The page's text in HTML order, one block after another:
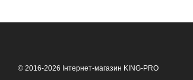
© 2016-2026 Інтернет-магазин KING-PRO